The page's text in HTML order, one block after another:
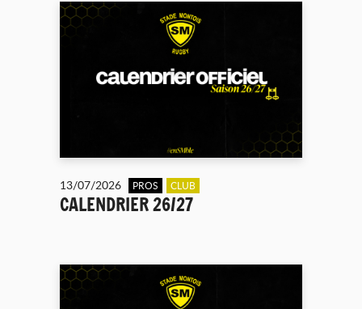
13/07/2026 PROS CLUB
CALENDRIER 26/27